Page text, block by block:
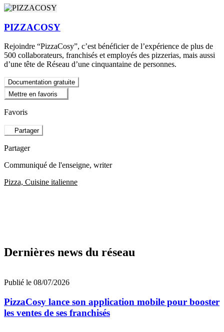
PIZZACOSY
Rejoindre “PizzaCosy”, c’est bénéficier de l’expérience de plus de
500 collaborateurs, franchisés et employés des pizzerias, mais aussi
d’une tête de Réseau d’une cinquantaine de personnes.
Documentation gratuite
Mettre en favoris
Favoris
Partager
Partager
Communiqué de l'enseigne, writer
Pizza, Cuisine italienne
Dernières news du réseau
Publié le 08/07/2026
PizzaCosy lance son application mobile pour booster
les ventes de ses franchisés